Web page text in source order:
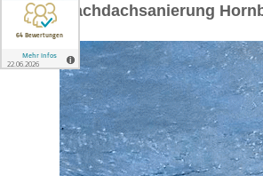
Flachdachsanierung